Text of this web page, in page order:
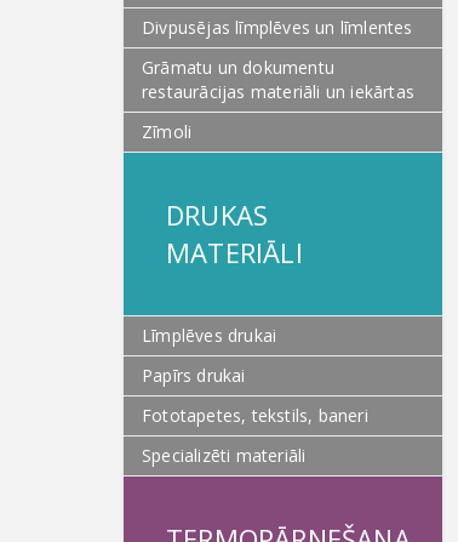
Divpusējas līmplēves un līmlentes
Grāmatu un dokumentu
restaurācijas materiāli un iekārtas
Zīmoli
DRUKAS
MATERIĀLI
Līmplēves drukai
Papīrs drukai
Fototapetes, tekstils, baneri
Specializēti materiāli